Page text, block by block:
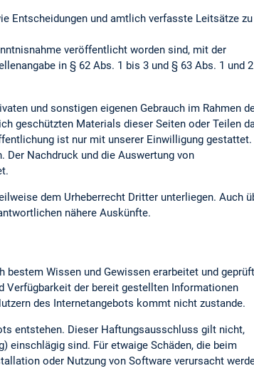
Entscheidungen und amtlich verfasste Leitsätze zu
veröffentlicht worden sind, mit der
in § 62 Abs. 1 bis 3 und § 63 Abs. 1 und 2
und sonstigen eigenen Gebrauch im Rahmen
geschützten Materials dieser Seiten oder Teilen
ist nur mit unserer Einwilligung gestattet.
Nachdruck und die Auswertung von
dem Urheberrecht Dritter unterliegen. Auch
nähere Auskünfte.
Wissen und Gewissen erarbeitet und
Verfügbarkeit der bereit gestellten Informationen
des Internetangebots kommt nicht zustande.
entstehen. Dieser Haftungsausschluss gilt nicht,
einschlägig sind. Für etwaige Schäden, die beim
oder Nutzung von Software verursacht